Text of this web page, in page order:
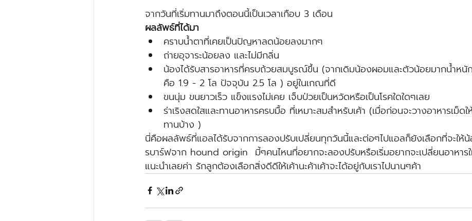
จากวันที่เริ่มทานมาถึงตอนนี้เป็นเวลาเกือบ 3 เดือน
ผลลัพธ์ที่ได้มา
คราบน้ำตาที่เคยเป็นปัญหาลดน้อยลงมากๆ
ถ่ายอุจาระน้อยลง และไม่มีกลิ่น
น้องได้รับสารอาหารที่ครบถ้วยสมบูรณ์ขึ้น (จากเดิมน้องผอมและตัวน้อยมากน้ำหนั
คือ 1.9 - 2 โล ปัจจุบัน 2.5 โล ) อยู่ในเกณที่ดี
ขนนุ่ม ขนยาวเร็ว แข็งแรงไม่เคย เจ็บป่วยเป็นหวัดหรือเป็นโรคใดใดๆเลย
ร่าเริงสดใสและทานอาหารครบมื้อ ที่เหมาะสมสำหรับเค้า (เมื่อก่อนจะวางอาหารเม็ด
ทานบ้าง )
นี่คือผลลัพธ์ที่แอลได้รับจากการลองปรับเปลี่ยนทุกวันนี้และต่อๆไปแอลก็ยังเลือกที่จะให้
รบาร์ฟจาก hound origin  มี้ๆคนไหนที่อยากจะลองปรับหรือเริ่มอยากจะเปลี่ยนอาหาร
แนะนำเลยค่า รักลูกต้องเลือกสิ่งดีดีให้เค้านะค้าเค้าจะได้อยู่กับเราไปนานๆค้า